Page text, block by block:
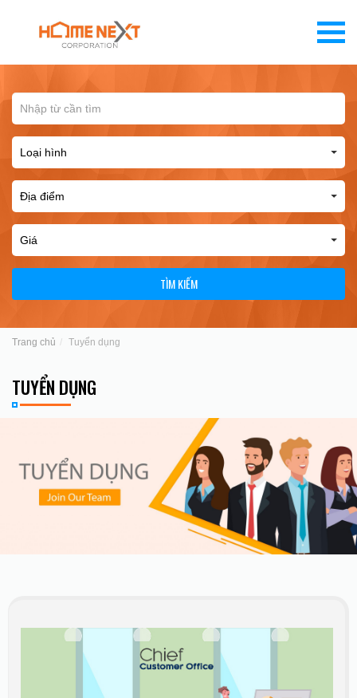
TÌM KIẾM
Trang chủ Tuyển dụng
TUYỂN DỤNG